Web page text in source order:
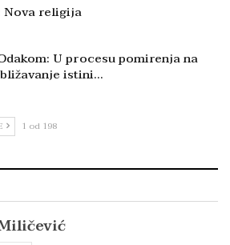
Nova religija
U procesu pomirenja na
istini…
1 od 198